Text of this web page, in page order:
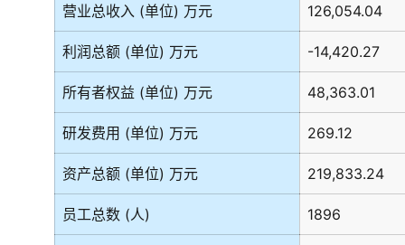
营业总收入 (单位) 万元 126,054.04
利润总额 (单位) 万元 -14,420.27
所有者权益 (单位) 万元 48,363.01
研发费用 (单位) 万元 269.12
资产总额 (单位) 万元 219,833.24
员工总数 (人) 1896